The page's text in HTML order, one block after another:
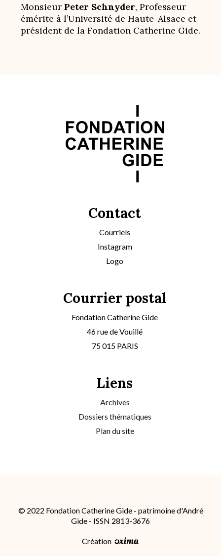
Monsieur Peter Schnyder, Professeur
émérite à l’Université de Haute-Alsace et
président de la Fondation Catherine Gide.
Contact
Courriels
Instagram
Logo
Courrier postal
Fondation Catherine Gide
46 rue de Vouillé
75 015 PARIS
Liens
Archives
Dossiers thématiques
Plan du site
© 2022 Fondation Catherine Gide - patrimoine d'André
Gide - ISSN 2813-3676
Création